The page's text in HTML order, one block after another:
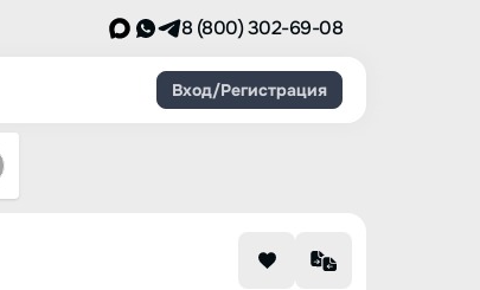
8 (800) 302-69-08
Вход/Регистрация